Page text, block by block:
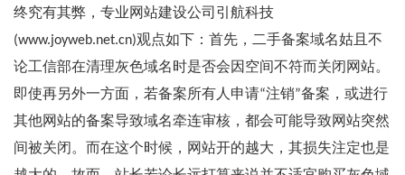
终究有其弊，专业网站建设公司引航科技
(www.joyweb.net.cn)观点如下：首先，二手备案域名姑且不
论工信部在清理灰色域名时是否会因空间不符而关闭网站。
即使再另外一方面，若备案所有人申请“注销”备案，或进行
其他网站的备案导致域名牵连审核，都会可能导致网站突然
间被关闭。而在这个时候，网站开的越大，其损失注定也是